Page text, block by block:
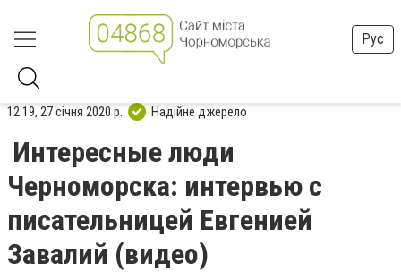
Рус
12:19, 27 січня 2020 р. Надійне джерело
Интересные люди
Черноморска: интервью с
писательницей Евгенией
Завалий (видео)